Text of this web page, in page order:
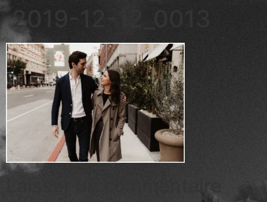
2019-12-12_0013
Laisser un commentaire